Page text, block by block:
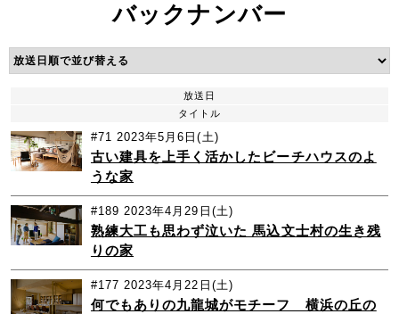
バックナンバー
放送日
タイトル
#71 2023年5月6日(土)
古い建具を上手く活かしたビーチハウスのよ
うな家
#189 2023年4月29日(土)
熟練大工も思わず泣いた 馬込文士村の生き残
りの家
#177 2023年4月22日(土)
何でもありの九龍城がモチーフ 横浜の丘の